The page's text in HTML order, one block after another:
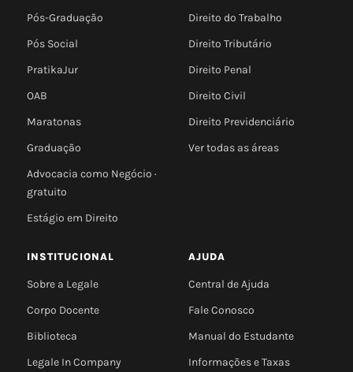
Pós-Graduação
Pós Social
PratikaJur
OAB
Maratonas
Graduação
Advocacia como Negócio ·
gratuito
Estágio em Direito
Direito do Trabalho
Direito Tributário
Direito Penal
Direito Civil
Direito Previdenciário
Ver todas as áreas
INSTITUCIONAL
Sobre a Legale
Corpo Docente
Biblioteca
Legale In Company
AJUDA
Central de Ajuda
Fale Conosco
Manual do Estudante
Informações e Taxas